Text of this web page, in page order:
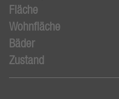
Fläche
Wohnfläche
Bäder
Zustand